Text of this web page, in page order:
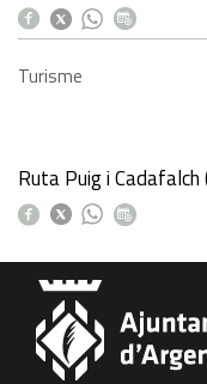
Turisme
Ruta Puig i